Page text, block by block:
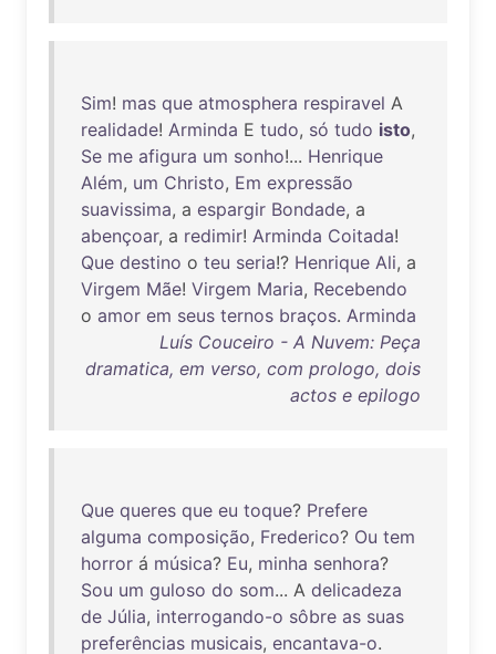
Sim! mas que atmosphera respiravel A
realidade! Arminda E tudo, só tudo isto,
Se me afigura um sonho!... Henrique
Além, um Christo, Em expressão
suavissima, a espargir Bondade, a
abençoar, a redimir! Arminda Coitada!
Que destino o teu seria!? Henrique Ali, a
Virgem Mãe! Virgem Maria, Recebendo
o amor em seus ternos braços. Arminda
Luís Couceiro - A Nuvem: Peça
dramatica, em verso, com prologo, dois
actos e epilogo
Que queres que eu toque? Prefere
alguma composição, Frederico? Ou tem
horror á música? Eu, minha senhora?
Sou um guloso do som... A delicadeza
de Júlia, interrogando-o sôbre as suas
preferências musicais, encantava-o.